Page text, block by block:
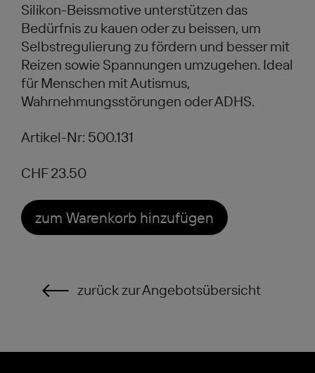
Silikon-Beissmotive unterstützen das
Bedürfnis zu kauen oder zu beissen, um
Selbstregulierung zu fördern und besser mit
Reizen sowie Spannungen umzugehen. Ideal
für Menschen mit Autismus,
Wahrnehmungsstörungen oder ADHS.
Artikel-Nr: 500.131
CHF 23.50
zum Warenkorb hinzufügen
zurück zur Angebotsübersicht